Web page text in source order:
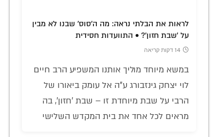
לראות את הבלתי נראה: מה ה'סוס' שבנו לא מבין
על 'שבת חזון'? • התוועדות חסידית
14 דקות קריאה
במשא מיוחד מוליך אותנו המשפיע הרב חיים
לוי יצחק גינזבורג ע"ה אל עומק ביאורו של
הרבי על שבת מיוחדת זו – שבת 'חזון', בה
מראים לכל אחד את בית המקדש השלישי